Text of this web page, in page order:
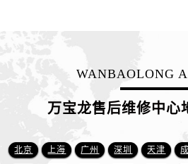
WANBAOLONG
万宝龙售后维修中心
北京 上海 广州 深圳 天津